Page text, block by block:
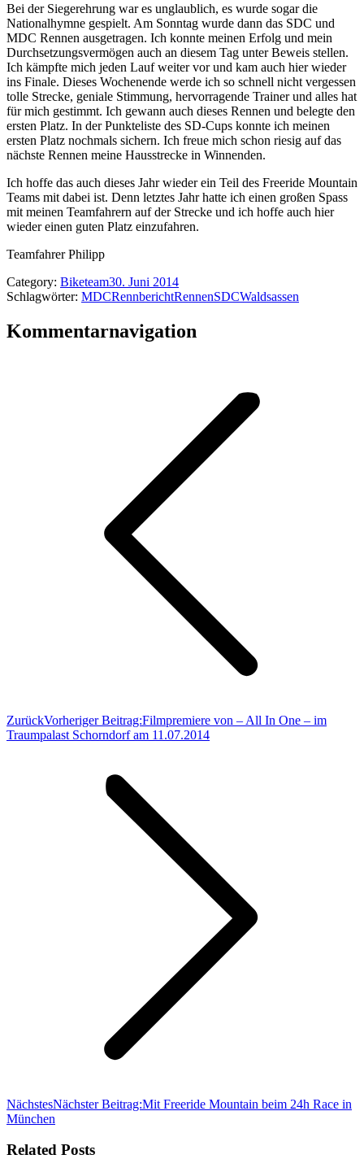
Bei der Siegerehrung war es unglaublich, es wurde sogar die
Nationalhymne gespielt. Am Sonntag wurde dann das SDC und
MDC Rennen ausgetragen. Ich konnte meinen Erfolg und mein
Durchsetzungsvermögen auch an diesem Tag unter Beweis stellen.
Ich kämpfte mich jeden Lauf weiter vor und kam auch hier wieder
ins Finale. Dieses Wochenende werde ich so schnell nicht vergessen
tolle Strecke, geniale Stimmung, hervorragende Trainer und alles hat
für mich gestimmt. Ich gewann auch dieses Rennen und belegte den
ersten Platz. In der Punkteliste des SD-Cups konnte ich meinen
ersten Platz nochmals sichern. Ich freue mich schon riesig auf das
nächste Rennen meine Hausstrecke in Winnenden.
Ich hoffe das auch dieses Jahr wieder ein Teil des Freeride Mountain
Teams mit dabei ist. Denn letztes Jahr hatte ich einen großen Spass
mit meinen Teamfahrern auf der Strecke und ich hoffe auch hier
wieder einen guten Platz einzufahren.
Teamfahrer Philipp
Category: Biketeam30. Juni 2014
Schlagwörter: MDCRennberichtRennenSDCWaldsassen
Kommentarnavigation
ZurückVorheriger Beitrag:Filmpremiere von – All In One – im
Traumpalast Schorndorf am 11.07.2014
NächstesNächster Beitrag:Mit Freeride Mountain beim 24h Race in
München
Related Posts